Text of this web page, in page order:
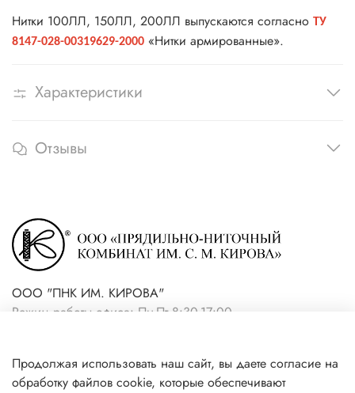
Нитки 100ЛЛ, 150ЛЛ, 200ЛЛ выпускаются согласно ТУ
8147-028-00319629-2000 «Нитки армированные».
Характеристики
Отзывы
ООО "ПНК ИМ. КИРОВА"
Режим работы офиса: Пн-Пт 8:30-17:00
магазин)
Продолжая использовать наш сайт, вы даете согласие на
обработку файлов cookie, которые обеспечивают